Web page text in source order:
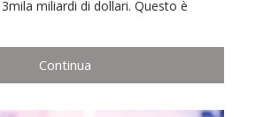
miliardi di dollari. Questo è
Continua